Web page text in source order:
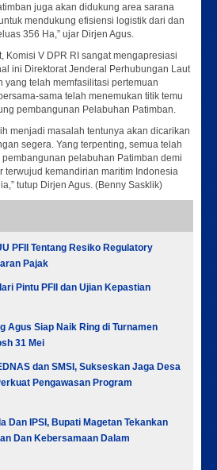
juga akan didukung area sarana
mendukung efisiensi logistik dari dan
356 Ha,” ujar Dirjen Agus.
Komisi V DPR RI sangat mengapresiasi
ini Direktorat Jenderal Perhubungan Laut
yang telah memfasilitasi pertemuan
sama telah menemukan titik temu
pembangunan Pelabuhan Patimban.
menjadi masalah tentunya akan dicarikan
segera. Yang terpenting, semua telah
pelabuhan Patimban demi
terwujud kemandirian maritim Indonesia
tutup Dirjen Agus. (Benny Sasklik)
PFII Tentang Resiko Regulatory
Pajak
Pintu PFII dan Ujian Kepastian
Agus Siap Naik Ring di Turnamen
31 Mei
dan SMSI, Sukseskan Jaga Desa
Pengawasan Program
Dan IPSI, Bupati Magetan Tekankan
Dan Kebersamaan Dalam